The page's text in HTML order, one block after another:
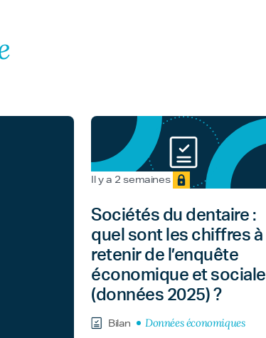
Il y a 2 semaines
Sociétés du dentaire :
quel sont les chiffres à
retenir de l’enquête
économique et sociale
(données 2025) ?
Bilan Données économiques